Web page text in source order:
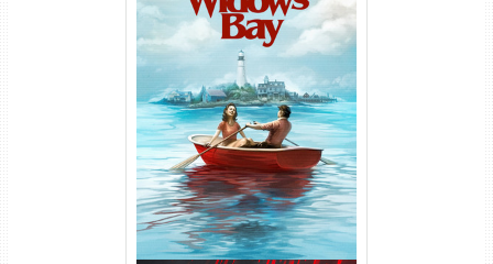
O Segredo de Widow’s Bay
1ª Temporada Torrent (2026)
WEB-DL 1080p Dual Áudio